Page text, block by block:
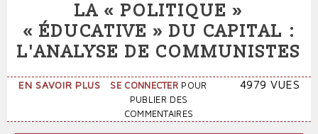
POUR
LE
QUINQUENNAT
2012-
LA « POLITIQUE »
« ÉDUCATIVE » DU CAPITAL :
L'ANALYSE DE COMMUNISTES
EN SAVOIR PLUS SUR
SE CONNECTER POUR
PUBLIER DES
COMMENTAIRES
4979 VUES